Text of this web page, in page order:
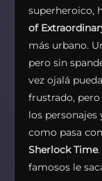
superheroico,
of
más urbano.
pero sin
vez ojalá
frustrado,
los personajes
como pasa
Sherlock Time
famosos le